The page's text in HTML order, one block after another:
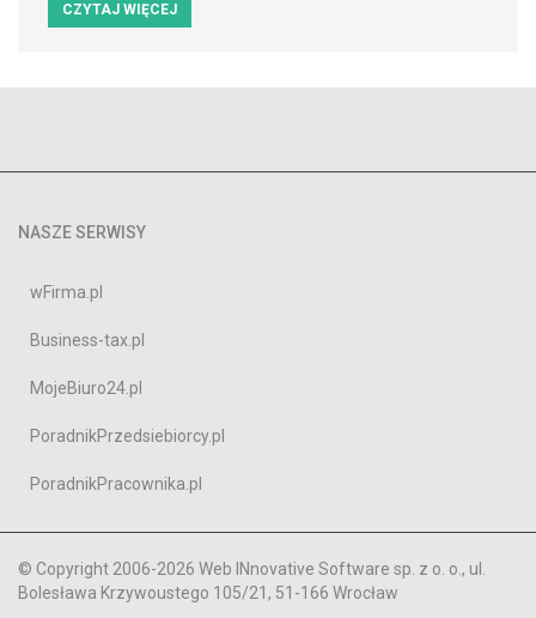
CZYTAJ WIĘCEJ
NASZE SERWISY
wFirma.pl
Business-tax.pl
MojeBiuro24.pl
PoradnikPrzedsiebiorcy.pl
PoradnikPracownika.pl
© Copyright 2006-2026 Web INnovative Software sp. z o. o., ul.
Bolesława Krzywoustego 105/21, 51-166 Wrocław